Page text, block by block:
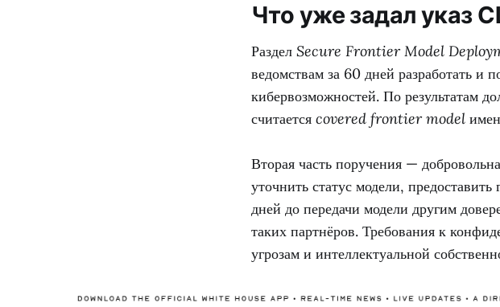
Что уже задал указ
Раздел Secure Frontier Model
ведомствам за 60 дней разработать и
кибервозможностей. По результатам
считается covered frontier model
Вторая часть поручения —
уточнить статус модели,
дней до передачи модели другим
таких партнёров. Требования к
угрозам и интеллектуальной